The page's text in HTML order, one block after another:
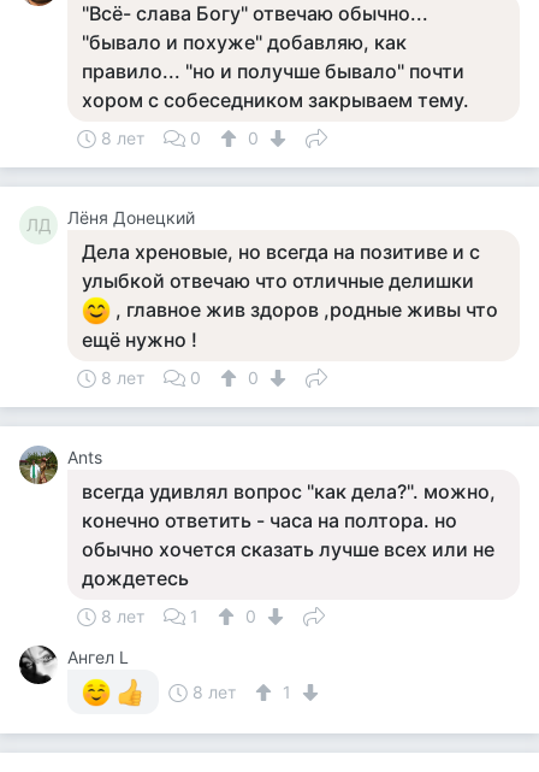
"Всё- слава Богу" отвечаю обычно...
"бывало и похуже" добавляю, как
правило... "но и получше бывало" почти
хором с собеседником закрываем тему.
8 лет 0 0
ЛД Лёня Донецкий
Дела хреновые, но всегда на позитиве и с
улыбкой отвечаю что отличные делишки
, главное жив здоров ,родные живы что
ещё нужно !
8 лет 0 0
Ants
всегда удивлял вопрос "как дела?". можно,
конечно ответить - часа на полтора. но
обычно хочется сказать лучше всех или не
дождетесь
8 лет 1
0
Ангел L
8 лет
1